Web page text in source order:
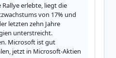
erlebte, liegt die
von 17% und
letzten zehn Jahre
unterstreicht.
Microsoft ist gut
jetzt in Microsoft-Aktien